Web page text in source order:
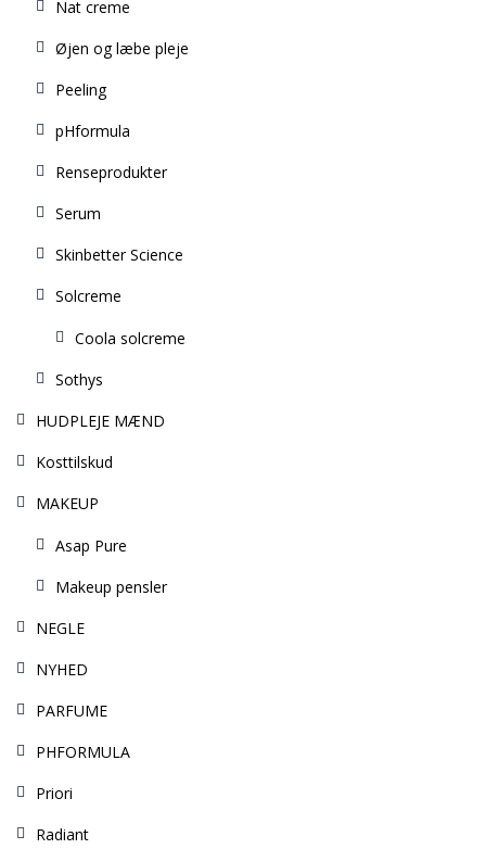
Nat creme
Øjen og læbe pleje
Peeling
pHformula
Renseprodukter
Serum
Skinbetter Science
Solcreme
Coola solcreme
Sothys
HUDPLEJE MÆND
Kosttilskud
MAKEUP
Asap Pure
Makeup pensler
NEGLE
NYHED
PARFUME
PHFORMULA
Priori
Radiant